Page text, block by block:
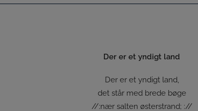
Der er et yndigt land
Der er et yndigt land,
det står med brede bøge
//:nær salten østerstrand; ://